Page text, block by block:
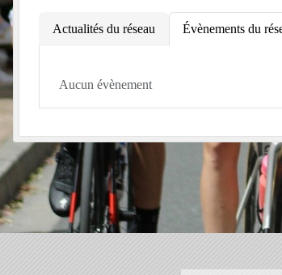
Actualités du réseau Évènements du
Aucun évènement